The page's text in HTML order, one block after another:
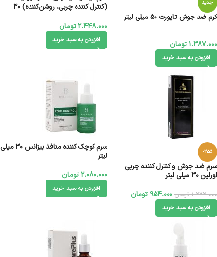
جدید
کرم ضد جوش تایورت 50 میلی لیتر
1.387.000تومان
افزودن به سبد خرید
(کنترل کننده چربی، روشن‌کننده) 30
2.448.000تومان
افزودن به سبد خرید
-25%
سرم ضد جوش و کنترل کننده چربی
اورلین 30 میلی لیتر
1.272.000 تومان 954.000 تومان
افزودن به سبد خرید
سرم کوچک کننده منافذ بیزانس 30 میلی
لیتر
2.080.000تومان
افزودن به سبد خرید